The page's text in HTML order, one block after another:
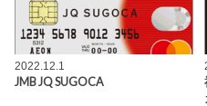
2022.12.1
JMB JQ SUGOCA